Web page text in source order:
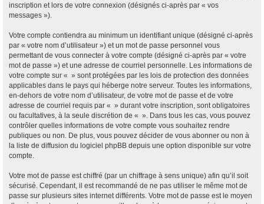
inscription et lors de votre connexion (désignés ci-après par « vos
messages »).
Votre compte contiendra au minimum un identifiant unique (désigné ci-après
par « votre nom d’utilisateur ») et un mot de passe personnel vous
permettant de vous connecter à votre compte (désigné ci-après par « votre
mot de passe ») et une adresse de courriel personnelle. Les informations de
votre compte sur « » sont protégées par les lois de protection des données
applicables dans le pays qui héberge notre serveur. Toutes les informations,
en-dehors de votre nom d’utilisateur, de votre mot de passe et de votre
adresse de courriel requis par « » durant votre inscription, sont obligatoires
ou facultatives, à la seule discrétion de « ». Dans tous les cas, vous pouvez
contrôler quelles informations de votre compte vous souhaitez rendre
publiques ou non. De plus, vous pouvez décider de vous abonner ou non à
la liste de diffusion du logiciel phpBB depuis une option disponible sur votre
compte.
Votre mot de passe est chiffré (par un chiffrage à sens unique) afin qu’il soit
sécurisé. Cependant, il est recommandé de ne pas utiliser le même mot de
passe sur plusieurs sites internet différents. Votre mot de passe est le moyen